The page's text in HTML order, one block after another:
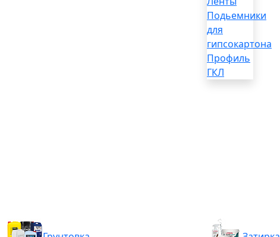
Подьемники
для
гипсокартона
Профиль
ГКЛ